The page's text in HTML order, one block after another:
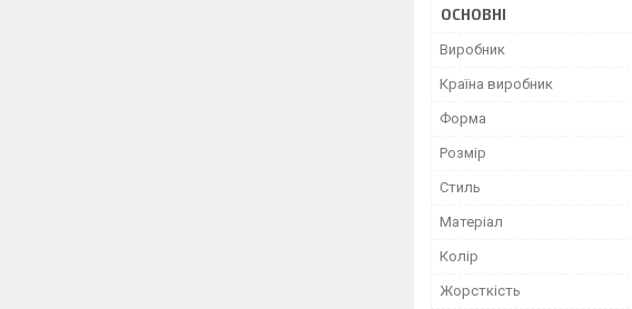
ОСНОВНІ
Виробник
Країна виробник
Форма
Розмір
Стиль
Матеріал
Колір
Жорсткість